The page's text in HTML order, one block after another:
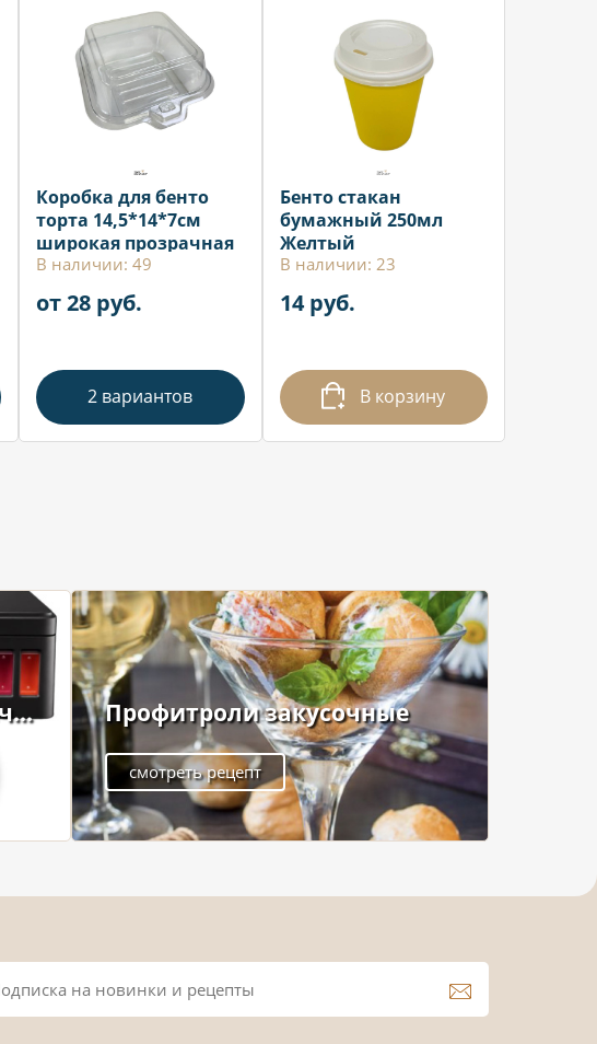
Коробка для бенто
торта 14,5*14*7см
широкая прозрачная
В наличии: 49
от 28 руб.
2 вариантов
Бенто стакан
бумажный 250мл
Желтый
В наличии: 23
14 руб.
В корзину
Профитроли закусочные
смотреть рецепт